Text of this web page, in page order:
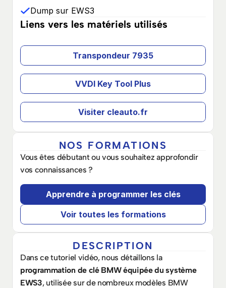
Dump sur EWS3
Liens vers les matériels utilisés
Transpondeur 7935
VVDI Key Tool Plus
Visiter cleauto.fr
NOS FORMATIONS
Vous êtes débutant ou vous souhaitez approfondir
vos connaissances ?
Apprendre à programmer les clés
Voir toutes les formations
DESCRIPTION
Dans ce tutoriel vidéo, nous détaillons la
programmation de clé BMW équipée du système
EWS3, utilisée sur de nombreux modèles BMW